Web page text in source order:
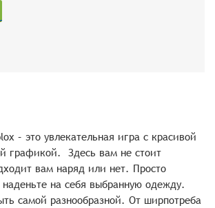
– это увлекательная игра с красивой
графикой. Здесь вам не стоит
вам наряд или нет. Просто
на себя выбранную одежду.
самой разнообразной. От ширпотреба